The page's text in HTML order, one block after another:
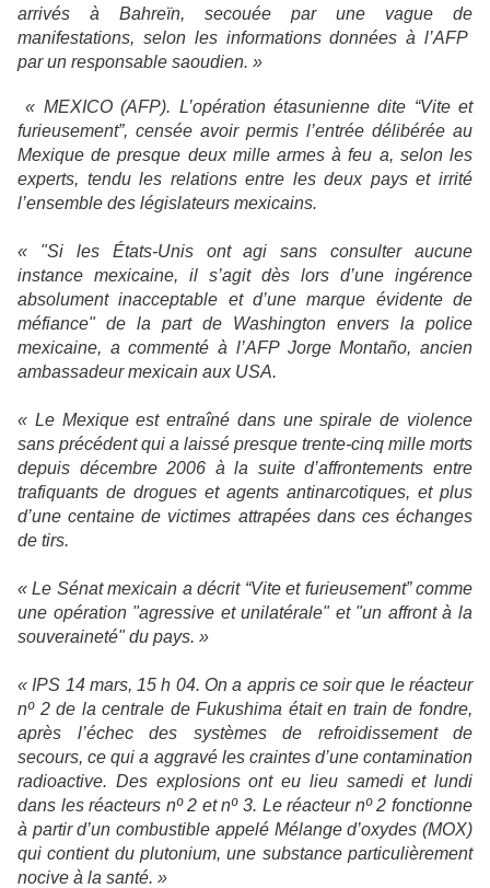
arrivés à Bahreïn, secouée par une vague de
manifestations, selon les informations données à l’AFP
par un responsable saoudien. »
« MEXICO (AFP). L’opération étasunienne dite “Vite et
furieusement”, censée avoir permis l’entrée délibérée au
Mexique de presque deux mille armes à feu a, selon les
experts, tendu les relations entre les deux pays et irrité
l’ensemble des législateurs mexicains.
« "Si les États-Unis ont agi sans consulter aucune
instance mexicaine, il s’agit dès lors d’une ingérence
absolument inacceptable et d’une marque évidente de
méfiance" de la part de Washington envers la police
mexicaine, a commenté à l’AFP Jorge Montaño, ancien
ambassadeur mexicain aux USA.
« Le Mexique est entraîné dans une spirale de violence
sans précédent qui a laissé presque trente-cinq mille morts
depuis décembre 2006 à la suite d’affrontements entre
trafiquants de drogues et agents antinarcotiques, et plus
d’une centaine de victimes attrapées dans ces échanges
de tirs.
« Le Sénat mexicain a décrit “Vite et furieusement” comme
une opération "agressive et unilatérale" et "un affront à la
souveraineté" du pays. »
« IPS 14 mars, 15 h 04. On a appris ce soir que le réacteur
nº 2 de la centrale de Fukushima était en train de fondre,
après l’échec des systèmes de refroidissement de
secours, ce qui a aggravé les craintes d’une contamination
radioactive. Des explosions ont eu lieu samedi et lundi
dans les réacteurs nº 2 et nº 3. Le réacteur nº 2 fonctionne
à partir d’un combustible appelé Mélange d’oxydes (MOX)
qui contient du plutonium, une substance particulièrement
nocive à la santé. »